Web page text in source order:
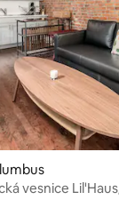
vesnice